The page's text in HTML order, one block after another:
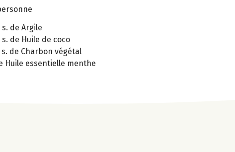
s. de Argile
s. de Huile de coco
s. de Charbon végétal
Huile essentielle menthe